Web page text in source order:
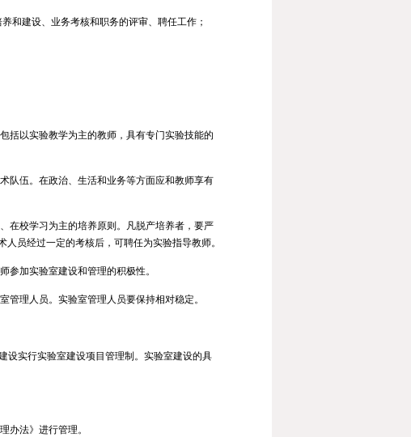
和建设、业务考核和职务的评审、聘任工作；
括以实验教学为主的教师，具有专门实验技能的
队伍。在政治、生活和业务等方面应和教师享有
在校学习为主的培养原则。凡脱产培养者，要严
员经过一定的考核后，可聘任为实验指导教师。
参加实验室建设和管理的积极性。
理人员。实验室管理人员要保持相对稳定。
设实行实验室建设项目管理制。实验室建设的具
办法》进行管理。